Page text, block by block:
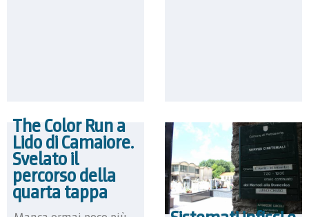
The Color Run a
Lido di Camaiore.
Svelato il
percorso della
quarta tappa